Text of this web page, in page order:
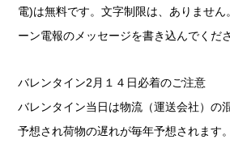
電)は無料です。文字制限は、ありませ
ーン電報のメッセージを書き込んでくださ
バレンタイン2月１４日必着のご注意
バレンタイン当日は物流（運送会社）の
予想され荷物の遅れが毎年予想されます